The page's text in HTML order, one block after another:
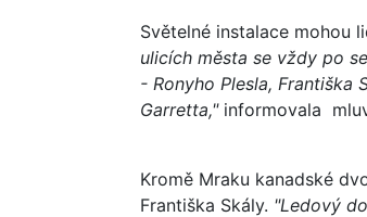
Světelné instalace mohou
ulicích města se vždy po
- Ronyho Plesla, Františka
Garretta,"informovala
Kromě Mraku kanadské
Františka Skály. "Ledový